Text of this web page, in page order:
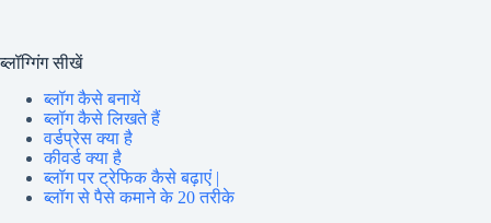
ब्लॉग्गिंग सीखें
ब्लॉग कैसे बनायें
ब्लॉग कैसे लिखते हैं
वर्डप्रेस क्या है
कीवर्ड क्या है
ब्लॉग पर ट्रेफिक कैसे बढ़ाएं |
ब्लॉग से पैसे कमाने के 20 तरीके